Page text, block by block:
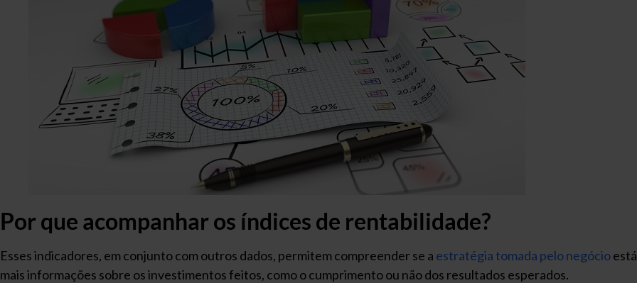
Por que acompanhar os índices de rentabilidade?
Esses indicadores, em conjunto com outros dados, permitem compreender se a estratégia tomada pelo negócio
mais informações sobre os investimentos feitos, como o cumprimento ou não dos resultados esperados.